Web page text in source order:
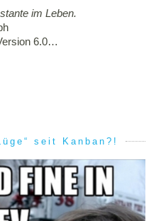
im Leben.
6.0…
seit Kanban?!